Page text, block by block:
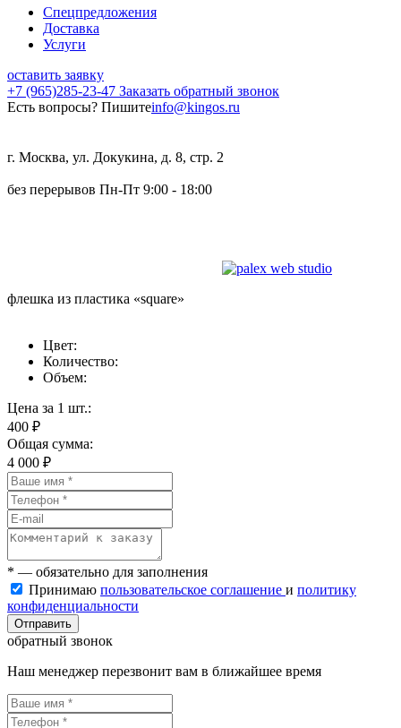
Спецпредложения
Доставка
Услуги
оставить заявку
+7 (965)285-23-47 Заказать обратный звонок
Есть вопросы? Пишитеinfo@kingos.ru
г. Москва, ул. Докукина, д. 8, стр. 2
без перерывов Пн-Пт 9:00 - 18:00
флешка из пластика «square»
Цвет:
Количество:
Объем:
Цена за 1 шт.:
400 ₽
Общая сумма:
4 000 ₽
* — обязательно для заполнения
Принимаю пользовательское соглашение и политику
конфиденциальности
Отправить
обратный звонок
Наш менеджер перезвонит вам в ближайшее время